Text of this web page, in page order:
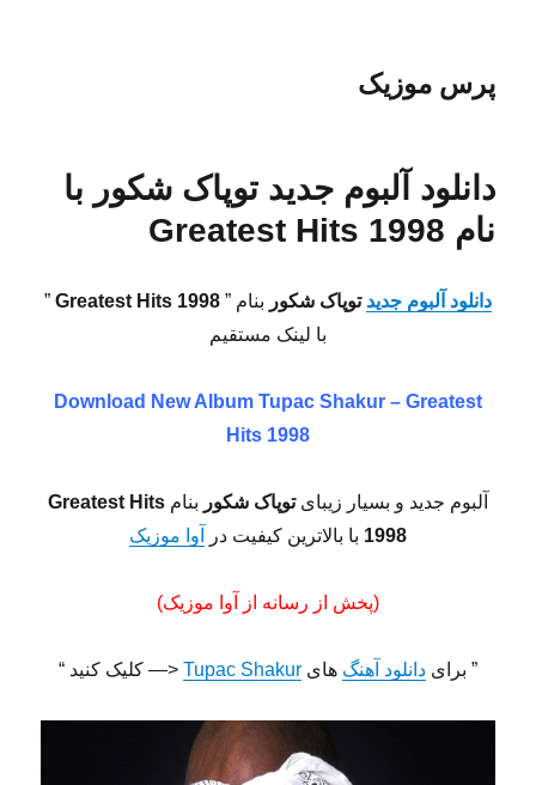
پرس موزیک
دانلود آلبوم جدید توپاک شکور با
نام Greatest Hits 1998
دانلود آلبوم جدید توپاک شکور بنام ” Greatest Hits 1998
”
با لینک مستقیم
Download New Album Tupac Shakur – Greatest
Hits 1998
آلبوم جدید و بسیار زیبایتوپاک شکور بنام Greatest Hits
1998 با بالاترین کیفیت در آوا موزیک
(پخش از رسانه از آوا موزیک)
” برای دانلود آهنگ های Tupac Shakur <— کلیک کنید “